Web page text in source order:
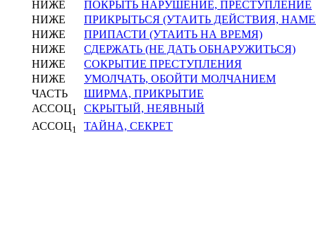
НИЖЕ
ПОКРЫТЬ НАРУШЕНИЕ, ПРЕСТУПЛЕНИЕ
НИЖЕ
ПРИКРЫТЬСЯ (УТАИТЬ ДЕЙСТВИЯ,
НИЖЕ
ПРИПАСТИ (УТАИТЬ НА ВРЕМЯ)
НИЖЕ
СДЕРЖАТЬ (НЕ ДАТЬ ОБНАРУЖИТЬСЯ)
НИЖЕ
СОКРЫТИЕ ПРЕСТУПЛЕНИЯ
НИЖЕ
УМОЛЧАТЬ, ОБОЙТИ МОЛЧАНИЕМ
ЧАСТЬ
ШИРМА, ПРИКРЫТИЕ
АССОЦ1
СКРЫТЫЙ, НЕЯВНЫЙ
АССОЦ1 ТАЙНА, СЕКРЕТ